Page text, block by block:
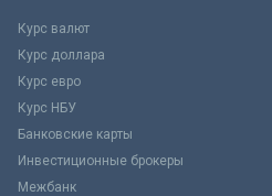
Курс валют
Курс доллара
Курс евро
Курс НБУ
Банковские карты
Инвестиционные брокеры
Межбанк